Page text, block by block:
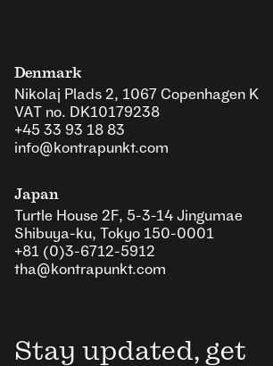
Stay updated, get
Denmark
Nikolaj Plads 2, 1067 Copenhagen K
VAT no. DK10179238
+45 33 93 18 83
info@kontrapunkt.com
Japan
Turtle House 2F, 5-3-14 Jingumae
Shibuya-ku, Tokyo 150-0001
+81 (0)3-6712-5912
tha@kontrapunkt.com